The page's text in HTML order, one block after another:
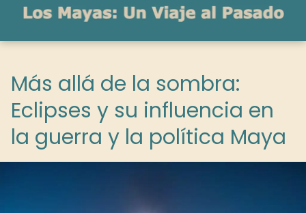
Más allá de la sombra:
Eclipses y su influencia en
la guerra y la política Maya